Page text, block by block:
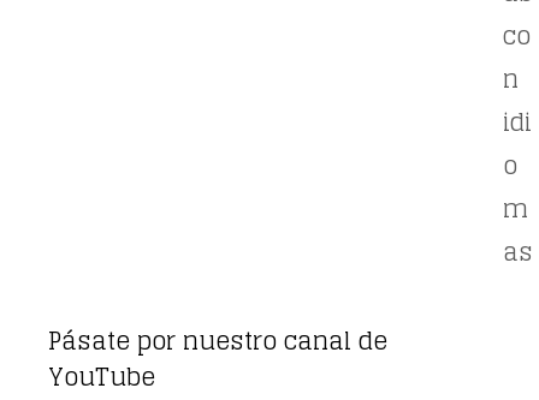
co
n
idi
o
m
as
Pásate por nuestro canal de
YouTube